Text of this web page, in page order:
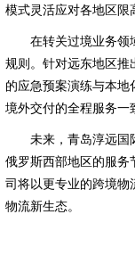
模式灵活应对各地区限
在转关过境业务领
规则。针对远东地区
的应急预案演练与本
境外交付的全程服务一
未来，青岛淳远国
俄罗斯西部地区的服
司将以更专业的跨境
物流新生态。